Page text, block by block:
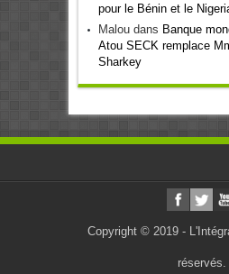
pour le Bénin et le
Maloudans Banque
Atou SECK remplace
Sharkey
Copyright © 2019 -
réservés.